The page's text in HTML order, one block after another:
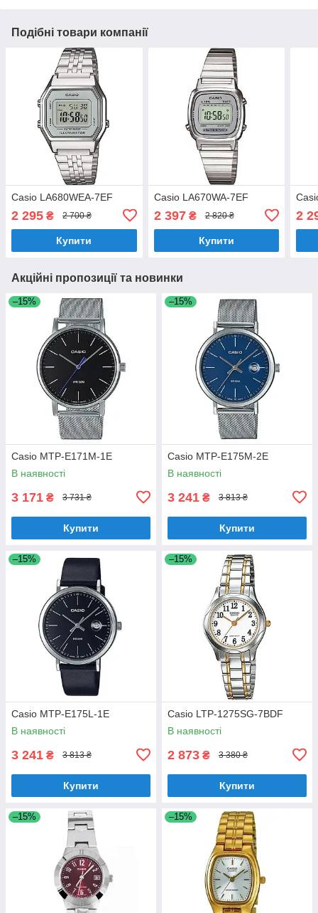
Подібні товари компанії
Casio LA680WEA-7EF
2 295 ₴ 2 700 ₴
Купити
Casio LA670WA-7EF
2 397₴ 2 820 ₴
Купити
2
Акційні пропозиції та новинки
–15%
Casio MTP-E171M-1E
В наявності
3 171 ₴ 3 731 ₴
Купити
–15%
Casio MTP-E175M-2E
В наявності
3 241 ₴ 3 813 ₴
Купити
–15%
Casio MTP-E175L-1E
В наявності
3 241 ₴ 3 813 ₴
Купити
–15%
Casio LTP-1275SG-7BDF
В наявності
2 873 ₴ 3 380 ₴
Купити
–15% –15%